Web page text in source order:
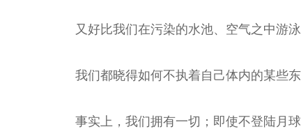
又好比我们在污染的水池、空气之中游
我们都晓得如何不执着自己体内的某些
事实上，我们拥有一切；即使不登陆月